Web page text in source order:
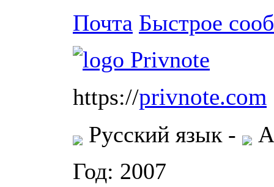
Почта Быстрое
https://privnote.com
Русский язык -
Год: 2007